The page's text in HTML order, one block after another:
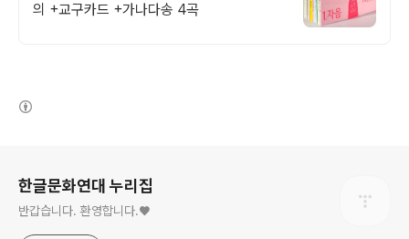
의 +교구카드 +가나다송 4곡
한글문화연대 누리집
반갑습니다. 환영합니다.♥